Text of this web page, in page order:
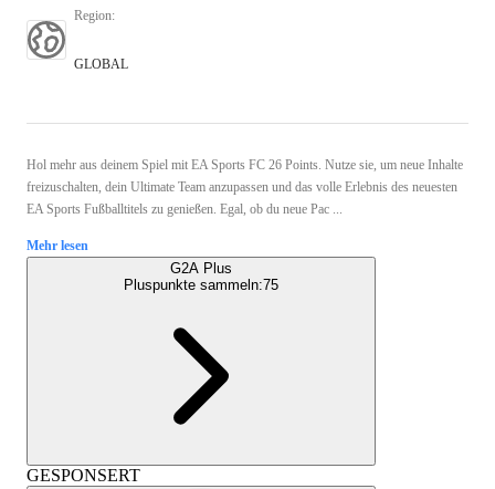
Region:
GLOBAL
Hol mehr aus deinem Spiel mit EA Sports FC 26 Points. Nutze sie, um neue Inhalte
freizuschalten, dein Ultimate Team anzupassen und das volle Erlebnis des neuesten
EA Sports Fußballtitels zu genießen. Egal, ob du neue Pac ...
Mehr lesen
G2A Plus
Pluspunkte sammeln:75
GESPONSERT